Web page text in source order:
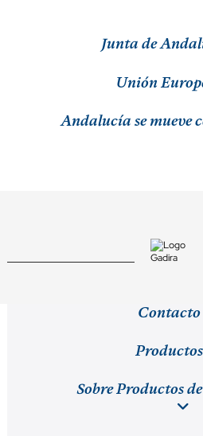
Junta de
Unión
Andalucía se mueve
Contacto
Productos
Sobre Productos